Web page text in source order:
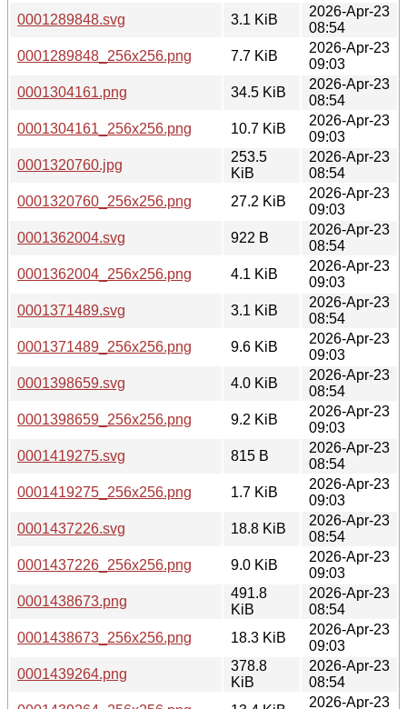
0001289848.svg
3.1 KiB
2026-Apr-23
08:54
0001289848_256x256.png
7.7 KiB
2026-Apr-23
09:03
0001304161.png
34.5 KiB
2026-Apr-23
08:54
0001304161_256x256.png
10.7 KiB
2026-Apr-23
09:03
0001320760.jpg
253.5
KiB
2026-Apr-23
08:54
0001320760_256x256.png
27.2 KiB
2026-Apr-23
09:03
0001362004.svg
922 B
2026-Apr-23
08:54
0001362004_256x256.png
4.1 KiB
2026-Apr-23
09:03
0001371489.svg
3.1 KiB
2026-Apr-23
08:54
0001371489_256x256.png
9.6 KiB
2026-Apr-23
09:03
0001398659.svg
4.0 KiB
2026-Apr-23
08:54
0001398659_256x256.png
9.2 KiB
2026-Apr-23
09:03
0001419275.svg
815 B
2026-Apr-23
08:54
0001419275_256x256.png
1.7 KiB
2026-Apr-23
09:03
0001437226.svg
18.8 KiB
2026-Apr-23
08:54
0001437226_256x256.png
9.0 KiB
2026-Apr-23
09:03
0001438673.png
491.8
KiB
2026-Apr-23
08:54
0001438673_256x256.png
18.3 KiB
2026-Apr-23
09:03
0001439264.png
378.8
KiB
2026-Apr-23
08:54
2026-Apr-23